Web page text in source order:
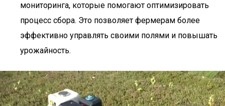
мониторинга, которые помогают оптимизировать
процесс сбора. Это позволяет фермерам более
эффективно управлять своими полями и повышать
урожайность.